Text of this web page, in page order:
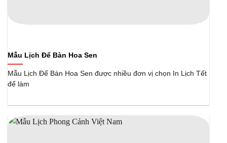
Mẫu Lịch Để Bàn Hoa Sen
Mẫu Lịch Để Bàn Hoa Sen được nhiều đơn vị chọn In Lịch Tết
để làm